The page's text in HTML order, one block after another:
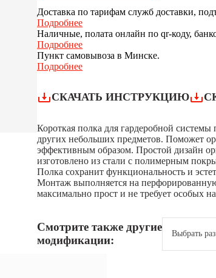
Доставка по тарифам служб доставки,
Подробнее
Наличные, полата онлайн по qr-коду,
Подробнее
Пункт самовывоза в Минске.
Подробнее
СКАЧАТЬ ИНСТРУКЦИЮ
Короткая полка для гардеробной
других небольших предметов. Поможет
эффективным образом. Простой дизайн
изготовлено из стали с полимерным
Полка сохранит функциональность и
Монтаж выполняется на
максимально прост и не требует особых
Смотрите также другие
модификации:
Выбрать